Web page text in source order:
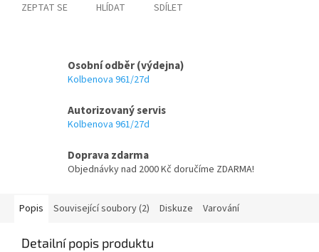
ZEPTAT SE HLÍDAT SDÍLET
Osobní odběr (výdejna)
Kolbenova 961/27d
Autorizovaný servis
Kolbenova 961/27d
Doprava zdarma
Objednávky nad 2000 Kč doručíme ZDARMA!
Popis Související soubory (2) Diskuze Varování
Detailní popis produktu